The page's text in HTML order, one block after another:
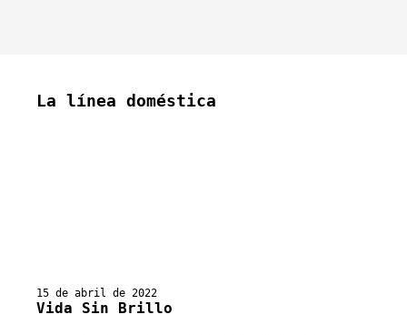
La línea doméstica
15 de abril de 2022
Vida Sin Brillo